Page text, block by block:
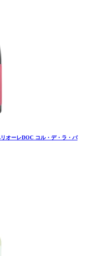
オーレDOC コル・デ・ラ・バ